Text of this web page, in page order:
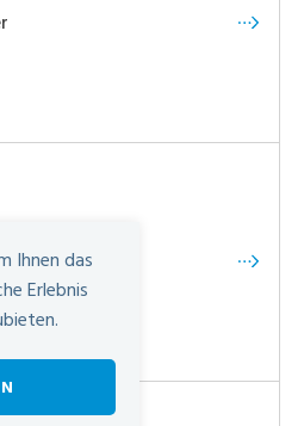
FSP
Ihnen das
Erlebnis